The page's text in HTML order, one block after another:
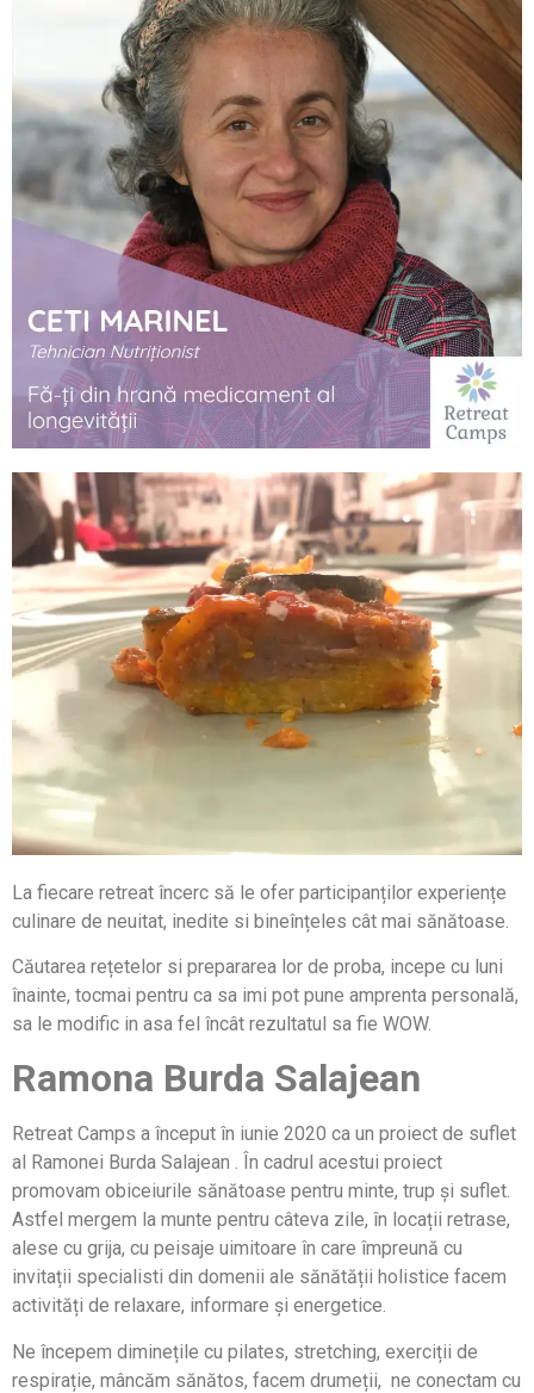
La fiecare retreat încerc să le ofer participanților experiențe
culinare de neuitat, inedite si bineînțeles cât mai sănătoase.
Căutarea rețetelor si prepararea lor de proba, incepe cu luni
înainte, tocmai pentru ca sa imi pot pune amprenta personală,
sa le modific in asa fel încât rezultatul sa fie WOW.
Ramona Burda Salajean
Retreat Camps a început în iunie 2020 ca un proiect de suflet
al Ramonei Burda Salajean . În cadrul acestui proiect
promovam obiceiurile sănătoase pentru minte, trup și suflet.
Astfel mergem la munte pentru câteva zile, în locații retrase,
alese cu grija, cu peisaje uimitoare în care împreună cu
invitații specialisti din domenii ale sănătății holistice facem
activități de relaxare, informare și energetice.
Ne începem diminețile cu pilates, stretching, exerciții de
respirație, mâncăm sănătos, facem drumeții, ne conectam cu